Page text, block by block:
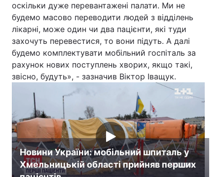
Послуги
Тема оформлення
оскільки дуже перевантажені палати. Ми не
будемо масово переводити людей з відділень
лікарні, може один чи два пацієнти, які туди
захочуть перевестися, то вони підуть. А далі
будемо комплектувати мобільний госпіталь за
рахунок нових поступлень хворих, якщо такі,
звісно, будуть», - зазначив Віктор Іващук.
Новини України: мобільний шпиталь у
Хмельницькій області прийняв перших